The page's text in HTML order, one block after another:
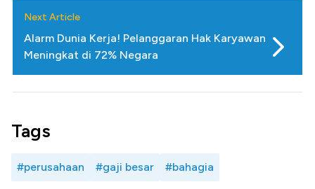
Next Article
Alarm Dunia Kerja! Pelanggaran Hak Karyawan
Meningkat di 72% Negara
Tags
#perusahaan #gaji besar #bahagia